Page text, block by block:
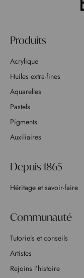
Produits
Acrylique
Huiles extra-fines
Aquarelles
Pastels
Pigments
Auxiliaires
Depuis 1865
Héritage et savoir-faire
Communauté
Tutoriels et conseils
Artistes
Rejoins l’histoire